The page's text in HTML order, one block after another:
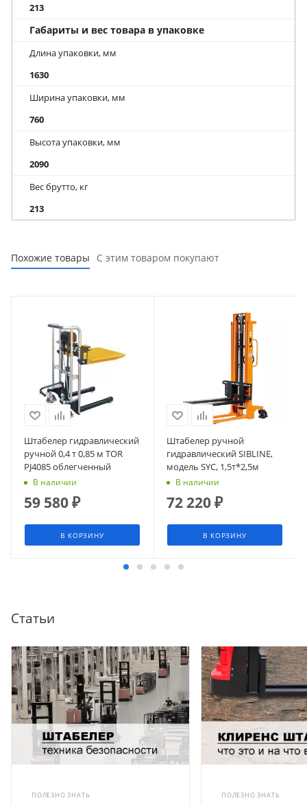
213
Габариты и вес товара в упаковке
Длина упаковки, мм
1630
Ширина упаковки, мм
760
Высота упаковки, мм
2090
Вес брутто, кг
213
Похожие товары С этим товаром покупают
Штабелер гидравлический
ручной 0,4 т 0,85 м TOR
PJ4085 облегченный
В наличии
59 580₽
В КОРЗИНУ
Штабелер ручной
гидравлический SIBLINE,
модель SYC, 1,5т*2,5м
В наличии
72 220₽
В КОРЗИНУ
Статьи
ПОЛЕЗНО ЗНАТЬ
ПОЛЕЗНО ЗНАТЬ